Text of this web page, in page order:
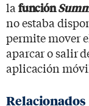
la función
no estaba
permite mover
aparcar o salir
aplicación